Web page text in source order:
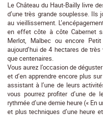
Le Château du Haut-Bailly livre
d’une très grande souplesse. Ils
au vieillissement.
en effet côte à côte Cabernet
Merlot, Malbec ou encore
aujourd’hui de 4 hectares de
que centenaires.
Vous aurez l’occasion de
et d’en apprendre encore plus
assistant à l’une de leurs
vous pourrez profiter d’une de
rythmée d’une demie heure («
et plus techniques d’une heure